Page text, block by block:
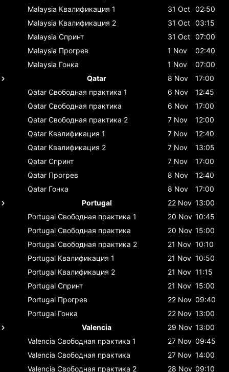
Malaysia Квалификация 1 31 Oct 02:50
Malaysia Квалификация 2 31 Oct 03:15
Malaysia Спринт 31 Oct 07:00
Malaysia Прогрев 1 Nov
02:40
Malaysia Гонка 1 Nov
07:00
Qatar
8 Nov
17:00
Qatar Свободная практика 1 6 Nov
12:45
Qatar Свободная практика 6 Nov
17:00
Qatar Свободная практика 2 7 Nov
12:00
Qatar Квалификация 1 7 Nov
12:40
Qatar Квалификация 2 7 Nov
13:05
Qatar Спринт 7 Nov
17:00
Qatar Прогрев 8 Nov
12:40
Qatar Гонка 8 Nov
17:00
Portugal
22 Nov 13:00
Portugal Свободная практика 1 20 Nov 10:45
Portugal Свободная практика 20 Nov 15:00
Portugal Свободная практика 2 21 Nov 10:10
Portugal Квалификация 1 21 Nov 10:50
Portugal Квалификация 2 21 Nov 11:15
Portugal Спринт 21 Nov 15:00
Portugal Прогрев 22 Nov 09:40
Portugal Гонка 22 Nov 13:00
Valencia
29 Nov 13:00
Valencia Свободная практика 1 27 Nov 09:45
Valencia Свободная практика 27 Nov 14:00
Valencia Свободная практика 2 28 Nov 09:10